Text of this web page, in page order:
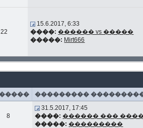
22
15.6.2017, 6:33
����: ������ vs �����
�����: Mirt666
���������
8
31.5.2017, 17:45
����: ������ ���
�����: ���������